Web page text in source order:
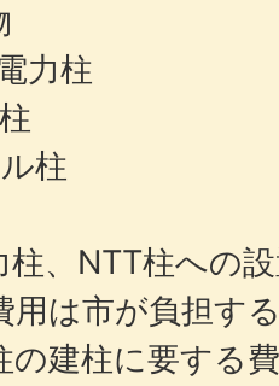
力柱
柱
柱、NTT柱への
用は市が負担す
の建柱に要する